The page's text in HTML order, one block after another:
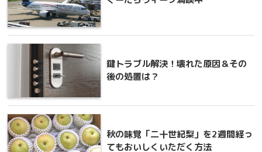
鍵トラブル解決！壊れた原因＆その
後の処置は？
秋の味覚「二十世紀梨」を2週間経っ
てもおいしくいただく方法